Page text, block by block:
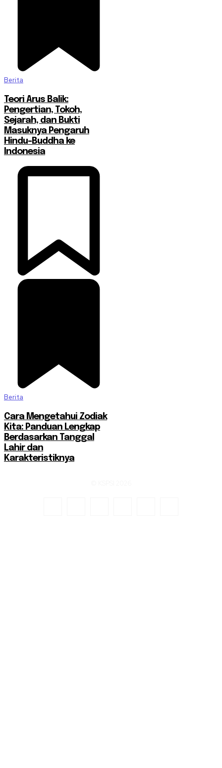
Berita
Teori Arus Balik:
Pengertian, Tokoh,
Sejarah, dan Bukti
Masuknya Pengaruh
Hindu-Buddha ke
Indonesia
Berita
Cara Mengetahui Zodiak
Kita: Panduan Lengkap
Berdasarkan Tanggal
Lahir dan
Karakteristiknya